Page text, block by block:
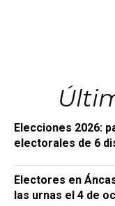
Elecciones 2026:
electorales de 6
Electores en
las urnas el 4 de